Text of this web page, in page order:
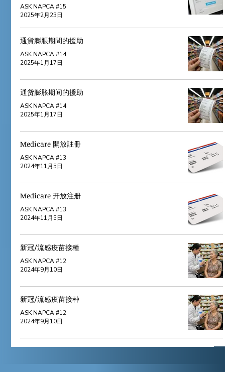
ASK NAPCA #15
2025年2月23日
通貨膨脹期間的援助
ASK NAPCA #14
2025年1月17日
通货膨胀期间的援助
ASK NAPCA #14
2025年1月17日
Medicare 開放註冊
ASK NAPCA #13
2024年11月5日
Medicare 开放注册
ASK NAPCA #13
2024年11月5日
新冠/流感疫苗接種
ASK NAPCA #12
2024年9月10日
新冠/流感疫苗接种
ASK NAPCA #12
2024年9月10日